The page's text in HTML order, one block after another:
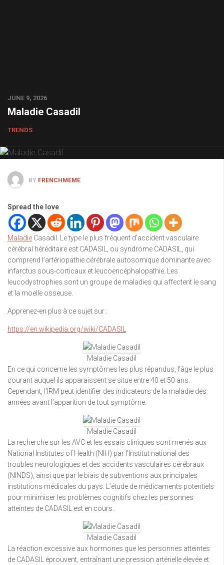
JUNE 9, 2026
Maladie Casadil
TRENDS
BY FRENCHMEME
Spread the love
Maladie Casadil. Le type le plus fréquent d’accident vasculaire
cérébral héréditaire est CADASIL, ou syndrome CADASIL, qui
comprend l’artériopathie cérébrale autosomique dominante avec
infarctus sous-corticaux et leucoencéphalopathie. Les
leucodystrophies sont un groupe de maladies qui affectent le sang
et la moelle osseuse.
Apprenez-en plus à ce sujet sur :
https://en.wikipedia.org/wiki/CADASIL
Maladie Casadil
En ce qui concerne les symptômes les plus répandus, l’âge le plus
courant auquel ils apparaissent se situe entre 40 et 50 ans.
Cependant, l’IRM peut identifier des indicateurs de la maladie des
années avant l’apparition de tout symptôme.
Maladie Casadil
La recherche sur les AVC et les essais cliniques sont menés aux
National Institutes of Health (NIH) par l’Institut national des
troubles neurologiques et des accidents vasculaires cérébraux
(NINDS), ainsi que par le biais de subventions aux principales
institutions médicales du pays. L’étude de médicaments potentiels
pour minimiser les problèmes cognitifs chez les personnes
atteintes de CADASIL est en cours.
Maladie Casadil
La réaction excessive aux hormones que les personnes atteintes
de CADASIL éprouvent, entraînant une pression artérielle élevée et